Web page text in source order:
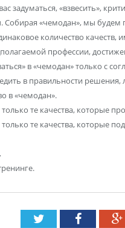
задуматься, «взвесить»,
«чемодан», мы будем
количество
профессии,
в «чемодан» только с
в правильности решения,
в «чемодан».
те качества, которые
те качества, которые
Twitter